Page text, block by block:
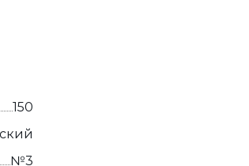
150
№3